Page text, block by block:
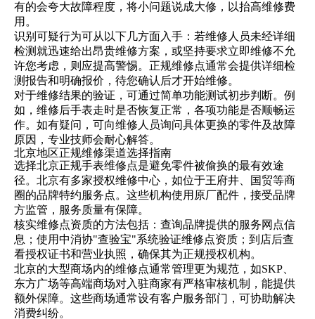
有的会夸大故障程度，将小问题说成大修，以抬高维修费
用。
识别可疑行为可从以下几方面入手：若维修人员未经详细
检测就迅速给出昂贵维修方案，或坚持要求立即维修不允
许您考虑，则应提高警惕。正规维修点通常会提供详细检
测报告和明确报价，待您确认后才开始维修。
对于维修结果的验证，可通过简单功能测试初步判断。例
如，维修后手表走时是否恢复正常，各项功能是否顺畅运
作。如有疑问，可向维修人员询问具体更换的零件及故障
原因，专业技师会耐心解答。
北京地区正规维修渠道选择指南
选择北京正规手表维修点是避免零件被偷换的最有效途
径。北京有多家授权维修中心，如位于王府井、国贸等商
圈的品牌特约服务点。这些机构使用原厂配件，接受品牌
方监管，服务质量有保障。
核实维修点资质的方法包括：查询品牌提供的服务网点信
息；使用中消协"查验宝"系统验证维修点资质；到店后查
看授权证书和营业执照，确保其为正规授权机构。
北京的大型商场内的维修点通常管理更为规范，如SKP、
东方广场等高端商场对入驻商家有严格审核机制，能提供
额外保障。这些商场通常设有客户服务部门，可协助解决
消费纠纷。